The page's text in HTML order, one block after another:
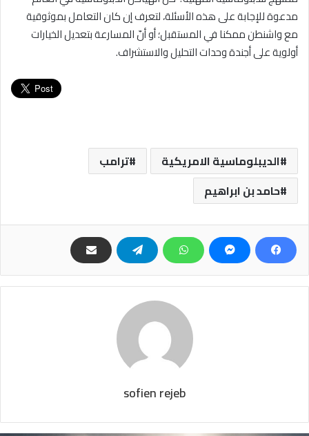
مدعوة للإجابة على هذه الأسئلة، لتعرف إن كان التعامل بموثوقية
مع واشنطن ممكنا في المستقبل؛ أو أنّ المسارعة بتعديل الخيارات
أولوية على أجندة وحدات التحليل والاستشراف.
الديبلوماسية الامريكية
ترامب
حامد بن ابراهيم
sofien rejeb